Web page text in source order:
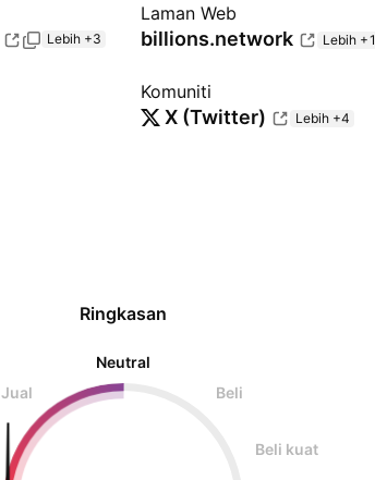
Lebih +3
Laman Web
billions.network Lebih +1
Komuniti
X (Twitter) Lebih +4
Ringkasan
Neutral
Jual
Beli
Beli kuat